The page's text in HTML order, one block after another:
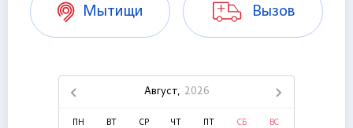
Мытищи Вызов
Август, 2026
ПН ВТ СР ЧТ СБ ВС